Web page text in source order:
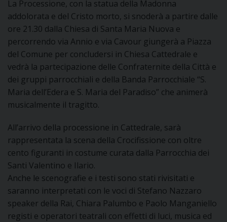
La Processione, con la statua della Madonna
addolorata e del Cristo morto, si snoderà a partire dalle
ore 21.30 dalla Chiesa di Santa Maria Nuova e
percorrendo via Annio e via Cavour giungerà a Piazza
del Comune per concludersi in Chiesa Cattedrale e
vedrà la partecipazione delle Confraternite della Città e
dei gruppi parrocchiali e della Banda Parrocchiale “S.
Maria dell’Edera e S. Maria del Paradiso” che animerà
musicalmente il tragitto.
All’arrivo della processione in Cattedrale, sarà
rappresentata la scena della Crocifissione con oltre
cento figuranti in costume curata dalla Parrocchia dei
Santi Valentino e Ilario.
Anche le scenografie e i testi sono stati rivisitati e
saranno interpretati con le voci di Stefano Nazzaro
speaker della Rai, Chiara Palumbo e Paolo Manganiello
registi e operatori teatrali con effetti di luci, musica ed